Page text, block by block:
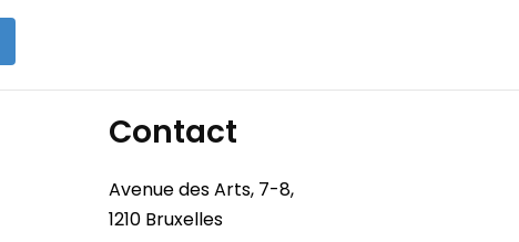
Contact
Avenue des Arts, 7-8,
1210 Bruxelles